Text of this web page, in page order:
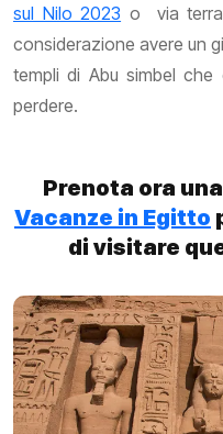
sul Nilo 2023 o via terra
considerazione avere un
templi di Abu simbel
perdere.
Prenota ora
Vacanze in Egitto
di visitare